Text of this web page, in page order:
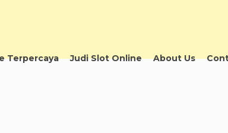
Terpercaya Judi Slot Online About Us